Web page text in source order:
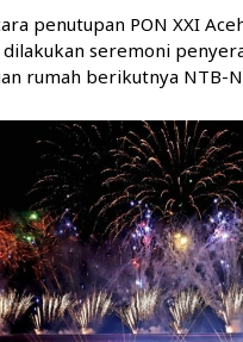
penutupan PON XXI
dilakukan seremoni
rumah berikutnya NTB-